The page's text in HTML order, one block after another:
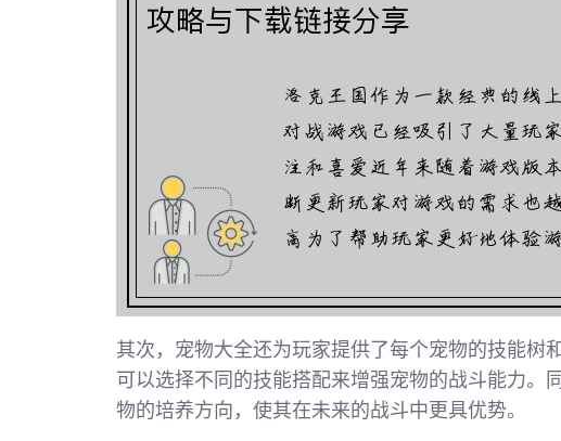
其次，宠物大全还为玩家提供了每个宠物的技能树
可以选择不同的技能搭配来增强宠物的战斗能力。
物的培养方向，使其在未来的战斗中更具优势。